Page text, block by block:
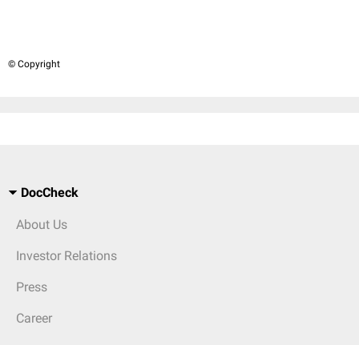
© Copyright
DocCheck
About Us
Investor Relations
Press
Career